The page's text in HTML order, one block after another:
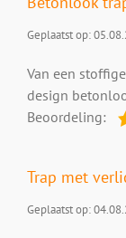
Geplaatst op:
Van een
design
Beoordeling:
Trap met
Geplaatst op: